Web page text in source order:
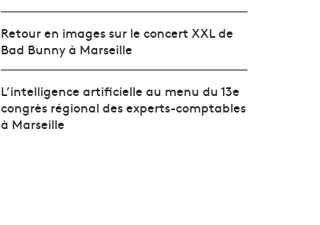
Retour en images sur le concert XXL de
Bad Bunny à Marseille
L’intelligence artificielle au menu du 13e
congrès régional des experts-comptables
à Marseille